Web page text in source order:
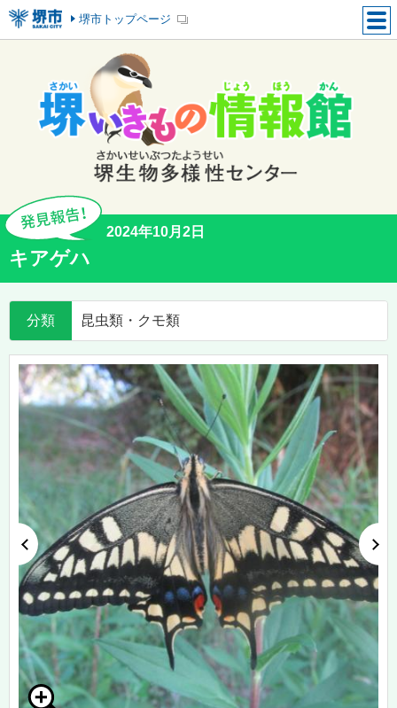
堺市トップページ
2024年10月2日
キアゲハ
分類 昆虫類・クモ類